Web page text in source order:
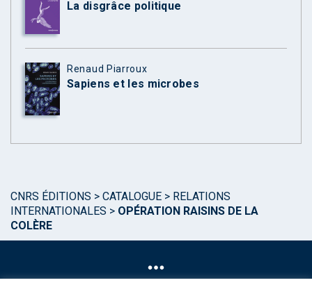
La disgrâce politique
Renaud Piarroux
Sapiens et les microbes
CNRS ÉDITIONS > CATALOGUE > RELATIONS
INTERNATIONALES > OPÉRATION RAISINS DE LA
COLÈRE